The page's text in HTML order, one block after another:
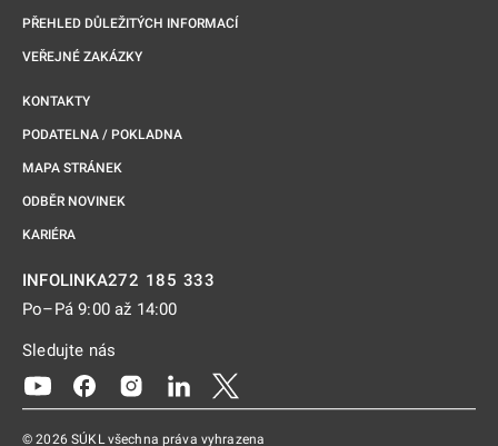
PŘEHLED DŮLEŽITÝCH INFORMACÍ
VEŘEJNÉ ZAKÁZKY
KONTAKTY
PODATELNA / POKLADNA
MAPA STRÁNEK
ODBĚR NOVINEK
KARIÉRA
INFOLINKA272 185 333
Po–Pá 9:00 až 14:00
Sledujte nás
Odkaz se otevře na nové kartě
Odkaz se otevře na nové kartě
Odkaz se otevře na nové kartě
Odkaz se otevře na nové kartě
© 2026 SÚKL všechna práva vyhrazena